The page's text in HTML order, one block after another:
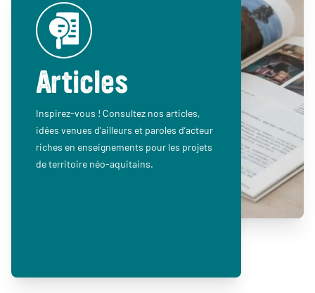
Articles
Inspirez-vous ! Consultez nos articles,
idées venues d’ailleurs et paroles d’acteur
riches en enseignements pour les projets
de territoire néo-aquitains.